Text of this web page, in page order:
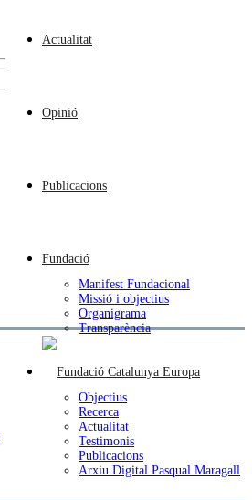
Actualitat
Opinió
Publicacions
Fundació
Manifest Fundacional
Missió i objectius
Organigrama
Transparència
Objectius
Recerca
Actualitat
Testimonis
Publicacions
Arxiu Digital Pasqual Maragall